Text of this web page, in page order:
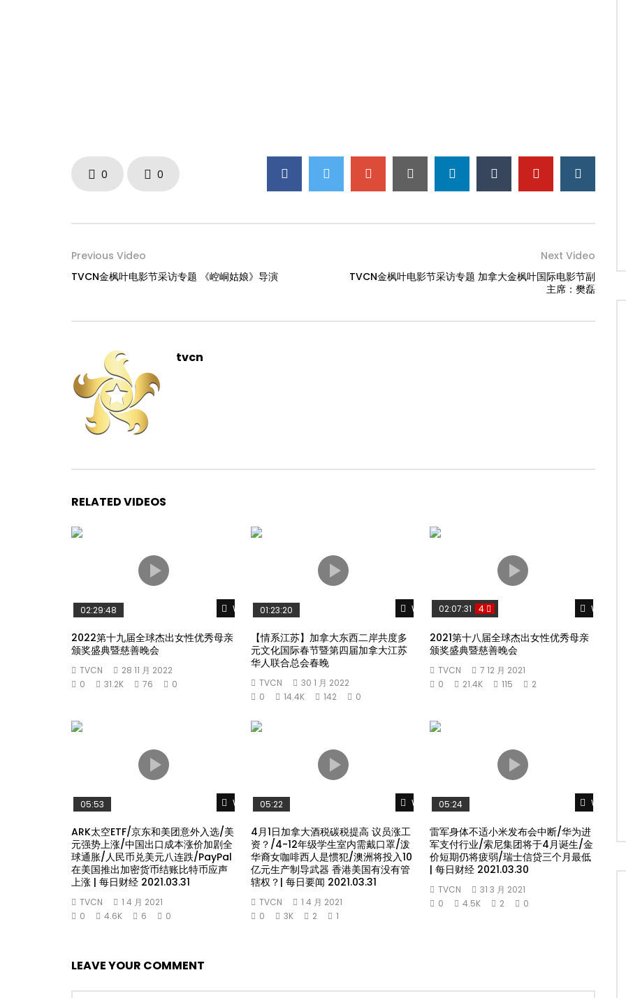
0 0
Previous Video
TVCN金枫叶电影节采访专题 《崆峒姑娘》导演
Next Video
TVCN金枫叶电影节采访专题 加拿大金枫叶国际电影节副
主席：樊磊
tvcn
RELATED VIDEOS
Watch Later
02:29:48
2022第十九届全球杰出女性优秀母亲
颁奖盛典暨慈善晚会
TVCN
28 11 月 2022
0
31.2K 76 0
Watch Later
01:23:20
【情系江苏】加拿大东西二岸共度多
元文化国际春节暨第四届加拿大江苏
华人联合总会春晚
TVCN
30 1 月 2022
0
14.4K 142 0
Watch
02:07:31 4
2021第十八届全球杰出女性优秀母亲
颁奖盛典暨慈善晚会
TVCN
7 12 月 2021
0
21.4K 115 2
Watch Later
05:53
ARK太空ETF/京东和美团意外入选/美
元强势上涨/中国出口成本涨价加剧全
球通胀/人民币兑美元八连跌/PayPal
在美国推出加密货币结账比特币应声
上涨 | 每日财经 2021.03.31
TVCN
1 4 月 2021
0
4.6K 6 0
Watch Later
05:22
4月1日加拿大酒税碳税提高 议员涨工
资？/4-12年级学生室内需戴口罩/泼
华裔女咖啡西人是惯犯/澳洲将投入10
亿元生产制导武器 香港美国有没有管
辖权？| 每日要闻 2021.03.31
TVCN
1 4 月 2021
0
3K 2 1
Watch
05:24
雷军身体不适小米发布会中断/华为进
军支付行业/索尼集团将于4月诞生/金
价短期仍将疲弱/瑞士信贷三个月最低
| 每日财经 2021.03.30
TVCN
31 3 月 2021
0
4.5K 2 0
LEAVE YOUR COMMENT